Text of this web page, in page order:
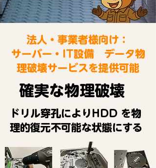
法人・事業者様向け：
サーバー・IT設備 データ物
理破壊サービスを提供可能
確実な物理破壊
ドリル穿孔によりHDD を物
理的復元不可能な状態にする